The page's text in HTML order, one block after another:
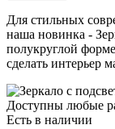
Для стильных
наша новинка -
полукруглой
сделать интерьер
Доступны любые
Есть в наличии